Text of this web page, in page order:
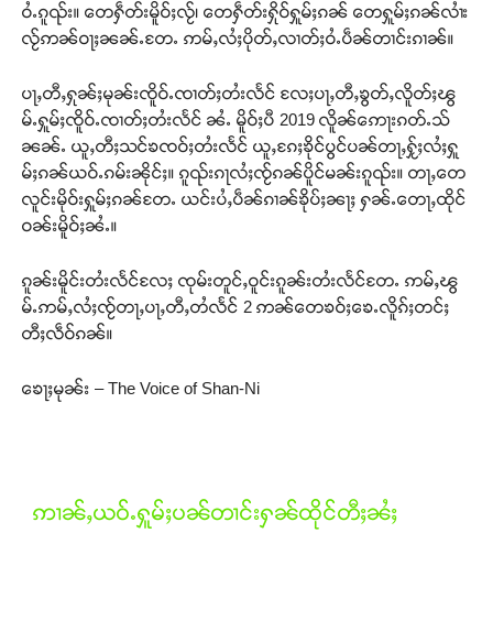
Support SHAN
ဝႆႉၵူၺ်း။ တေႁဵတ်းမိူဝ်ႈလႂ်၊ တေႁဵတ်းႁိုဝ်ႁူမ်ႈၵၼ် တေႁူမ်ႈၵၼ်လၢႆး
လႂ်ဢၼ်ဝႃႈၼၼ်ႉတႄႉ ဢမ်ႇလႆႈပိုတ်ႇလၢတ်ႈဝႆႉပဵၼ်တၢင်းၵၢၼ်။
ပႃႇတီႇႁုၼ်ႈမုၼ်းၸိူဝ်ႉၸၢတ်ႈတႆးလႅင် လႄႈပႃႇတီႇၶွတ်ႇလိူတ်ႈၽွ
မ်ႉႁူမ်ႈၸိူဝ်ႉၸၢတ်ႈတႆးလႅင် ၼႆႉ မိူဝ်ႈပီ 2019 လိူၼ်ဢေႃးၵတ်ႉသ်
ၼၼ်ႉ ယူႇတီႈသင်ၶၸဝ်ႈတႆးလႅင် ယူႇၵႄႈၶိုင်ပွင်ပၼ်တႃႇႁႂ်ႈလႆႈႁူ
မ်ႈၵၼ်ယဝ်ႉၵမ်းၼိုင်ႈ။ ၵူၺ်းၵႃလႆႈၸႂ်ၵၼ်ပိူင်မၼ်းၵူၺ်း။ တႃႇတေ
လူင်းမိုဝ်းႁူမ်ႈၵၼ်တႄႉ ယင်းပႆႇပဵၼ်ၵၢၼ်ၶိုပ်ႈၼႃႈ ႁၼ်ႉတေႃႇထိုင်
ဝၼ်းမိူဝ်ႈၼႆႉ။
ၵူၼ်းမိူင်းတႆးလႅင်လႄႈ ၸုမ်းတူင်ႇဝူင်းၵူၼ်းတႆးလႅင်တႄႉ ဢမ်ႇၽွ
မ်ႉဢမ်ႇလႆႈၸႂ်တႃႇပႃႇတီႇတႆလႅင် 2 ဢၼ်တေၶဝ်ႈၶေႉလိူၵ်ႈတင်ႈ
တီႈလဵဝ်ၵၼ်။
ၶေႃႈမုၼ်း – The Voice of Shan-Ni
ဢၢၼ်ႇယဝ်ႉႁူမ်ႈပၼ်တၢင်းႁၼ်ထိုင်တီႈၼႆႈ